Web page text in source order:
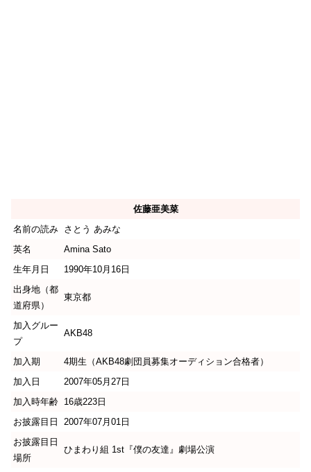
佐藤亜美菜
名前の読み さとう あみな
英名
Amina Sato
生年月日
1990年10月16日
出身地（都
道府県）
東京都
加入グルー
プ
AKB48
加入期
4期生（AKB48劇団員募集オーディション合格者）
加入日
2007年05月27日
加入時年齢 16歳223日
お披露目日
2007年07月01日
お披露目日
場所
ひまわり組 1st『僕の友達』劇場公演